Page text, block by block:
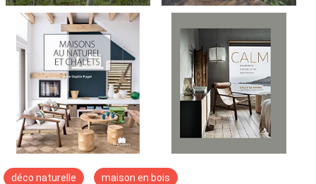
déco naturelle maison en bois